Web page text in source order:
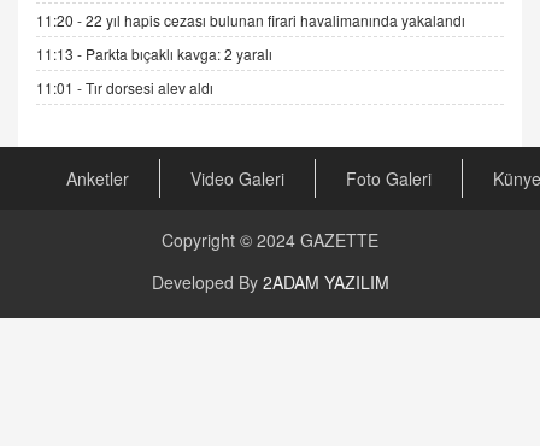
AV. RÜMEYSA ÖZKALE
Kira Uyuşmazlıklarında Dava Açmadan Önce
Arabulucuya Başvuru Şartı
CAN UĞURATEŞ
Değişen yapısıyla Suriye
16.12.2024 14:16
GÜNLÜK BURÇ YORUMU
Günlük Burç Yorumu | 22 Kasım 2024: Koç,
11:20 -22 yıl hapis cezası bulunan firari havalimanında yakalandı
11:13 - Parkta bıçaklı kavga: 2 yaralı
11:01 -Tır dorsesi alev aldı
Anketler Video Galeri Foto Galeri Künye
Copyright © 2024 GAZETTE
Developed By 2ADAM YAZILIM